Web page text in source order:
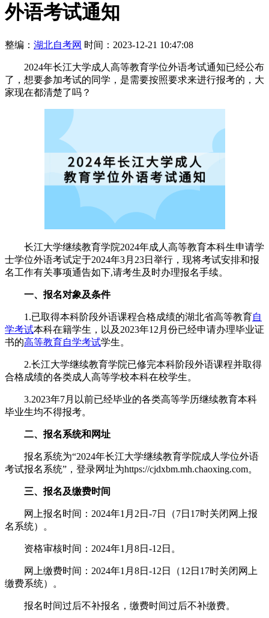
外语考试通知
整编： 湖北自考网 时间：2023-12-21 10:47:08
2024年长江大学成人高等教育学位外语考试通知已经公布
了，想要参加考试的同学，是需要按照要求来进行报考的，大
家现在都清楚了吗？
长江大学继续教育学院2024年成人高等教育本科生申请学
士学位外语考试定于2024年3月23日举行，现将考试安排和报
名工作有关事项通告如下,请考生及时办理报名手续。
一、报名对象及条件
1.已取得本科阶段外语课程合格成绩的湖北省高等教育自
学考试本科在籍学生，以及2023年12月份已经申请办理毕业证
书的高等教育自学考试学生。
2.长江大学继续教育学院已修完本科阶段外语课程并取得
合格成绩的各类成人高等学校本科在校学生。
3.2023年7月以前已经毕业的各类高等学历继续教育本科
毕业生均不得报考。
二、报名系统和网址
报名系统为“2024年长江大学继续教育学院成人学位外语
考试报名系统”，登录网址为https://cjdxbm.mh.chaoxing.com。
三、报名及缴费时间
网上报名时间：2024年1月2日-7日（7日17时关闭网上报
名系统）。
资格审核时间：2024年1月8日-12日。
网上缴费时间：2024年1月8日-12日（12日17时关闭网上
缴费系统）。
报名时间过后不补报名，缴费时间过后不补缴费。